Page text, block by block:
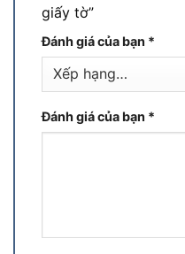
giấy tờ”
Đánh giá của bạn *
Đánh giá của bạn *